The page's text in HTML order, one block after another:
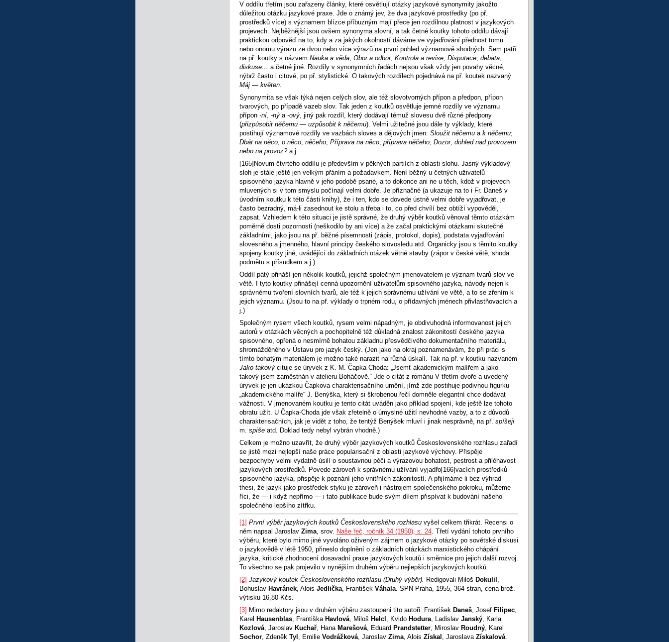
V oddílu třetím jsou zařazeny články, které osvětlují otázky jazykové synonymity jakožto
důležitou otázku jazykové praxe. Jde o známý jev, že dva jazykové prostředky (po př.
prostředků více) s významem blízce příbuzným mají přece jen rozdílnou platnost v jazykových
projevech. Nejběžnější jsou ovšem synonyma slovní, a tak četné koutky tohoto oddílu dávají
praktickou odpověď na to, kdy a za jakých okolností dáváme ve vyjadřování přednost tomu
nebo onomu výrazu ze dvou nebo více výrazů na první pohled významově shodných. Sem patří
na př. koutky s názvem Nauka a věda; Obor a odbor; Kontrola a revise; Disputace, debata,
diskuse… a četné jiné. Rozdíly v synonymních řadách nejsou však vždy jen povahy věcné,
nýbrž často i citové, po př. stylistické. O takových rozdílech pojednává na př. koutek nazvaný
Máj — květen.
Synonymita se však týká nejen celých slov, ale též slovotvorných přípon a předpon, přípon
tvarových, po případě vazeb slov. Tak jeden z koutků osvětluje jemné rozdíly ve významu
přípon -ní, -ný a -ový, jiný pak rozdíl, který dodávají témuž slovesu dvě různé předpony
(přizpůsobit něčemu — uzpůsobit k něčemu). Velmi užitečné jsou dále ty výklady, které
postihují významové rozdíly ve vazbách sloves a dějových jmen: Sloužit něčemu a k něčemu;
Dbát na něco, o něco, něčeho; Příprava na něco, příprava něčeho; Dozor, dohled nad provozem
nebo na provoz? a j.
[165]Novum čtvrtého oddílu je především v pěkných partiích z oblasti slohu. Jasný výkladový
sloh je stále ještě jen velkým přáním a požadavkem. Není běžný u četných uživatelů
spisovného jazyka hlavně v jeho podobě psané, a to dokonce ani ne u těch, kdož v projevech
mluvených si v tom smyslu počínají velmi dobře. Je příznačné (a ukazuje na to i Fr. Daneš v
úvodním koutku k této části knihy), že i ten, kdo se dovede ústně velmi dobře vyjadřovat, je
často bezradný, má-li zasednout ke stolu a třeba i to, co před chvílí bez obtíží vypověděl,
zapsat. Vzhledem k této situaci je jistě správné, že druhý výběr koutků věnoval těmto otázkám
poměrně dosti pozornosti (neškodilo by ani více) a že začal praktickými otázkami skutečně
základními, jako jsou na př. běžné písemnosti (zápis, protokol, dopis), podstata vyjadřování
slovesného a jmenného, hlavní principy českého slovosledu atd. Organicky jsou s těmito koutky
spojeny koutky jiné, uvádějící do základních otázek větné stavby (zápor v české větě, shoda
podmětu s přísudkem a j.).
Oddíl pátý přináší jen několik koutků, jejichž společným jmenovatelem je význam tvarů slov ve
větě. I tyto koutky přinášejí cenná upozornění uživatelům spisovného jazyka, návody nejen k
správnému tvoření slovních tvarů, ale též k jejich správnému užívání ve větě, a to se zřením k
jejich významu. (Jsou to na př. výklady o trpném rodu, o přídavných jménech přivlastňovacích a
j.)
Společným rysem všech koutků, rysem velmi nápadným, je obdivuhodná informovanost jejich
autorů v otázkách věcných a pochopitelně též důkladná znalost zákonitostí českého jazyka
spisovného, opřená o nesmírně bohatou základnu přesvědčivého dokumentačního materiálu,
shromážděného v Ústavu pro jazyk český. (Jen jako na okraj poznamenávám, že při práci s
tímto bohatým materiálem je možno také narazit na různá úskalí. Tak na př. v koutku nazvaném
Jako takový cituje se úryvek z K. M. Čapka-Choda: „Jsemť akademickým malířem a jako
takový jsem zaměstnán v atelieru Boháčově.“ Jde o citát z románu V třetím dvoře a uvedený
úryvek je jen ukázkou Čapkova charakterisačního umění, jímž zde postihuje podivnou figurku
„akademického malíře“ J. Benýška, který si škrobenou řečí domněle elegantní chce dodávat
vážnosti. V jmenovaném koutku je tento citát uváděn jako příklad spojení, kde ještě lze tohoto
obratu užít. U Čapka-Choda jde však zřetelně o úmyslné užití nevhodné vazby, a to z důvodů
charakterisačních, jak je vidět z toho, že tentýž Benýšek mluví i jinak nesprávně, na př. spíšeji
m. spíše atd. Doklad tedy nebyl vybrán vhodně.)
Celkem je možno uzavřít, že druhý výběr jazykových koutků Československého rozhlasu zařadí
se jistě mezi nejlepší naše práce popularisační z oblasti jazykové výchovy. Přispěje
bezpochyby velmi vydatně úsilí o soustavnou péči a výrazovou bohatost, pestrost a přiléhavost
jazykových prostředků. Povede zároveň k správnému užívání vyjadřo[166]vacích prostředků
spisovného jazyka, přispěje k poznání jeho vnitřních zákonitostí. A přijímáme-li bez výhrad
thesi, že jazyk jako prostředek styku je zároveň i nástrojem společenského pokroku, můžeme
říci, že — i když nepřímo — i tato publikace bude svým dílem přispívat k budování našeho
společného lepšího zítřku.
[1] První výběr jazykových koutků Československého rozhlasu vyšel celkem třikrát. Recensi o
něm napsal Jaroslav Zima , srov. Naše řeč, ročník 34 (1950), s. 24 . Třetí vydání tohoto prvního
výběru, které bylo mimo jiné vyvoláno oživeným zájmem o jazykové otázky po sovětské diskusi
o jazykovědě v létě 1950, přineslo doplnění o základních otázkách marxistického chápání
jazyka, kritické zhodnocení dosavadní praxe jazykových koutů i směrnice pro jejich další rozvoj.
To všechno se pak projevilo v nynějším druhém výběru nejlepších jazykových koutků.
[2] Jazykový koutek Československého rozhlasu (Druhý výběr). Redigovali Miloš Dokulil
Bohuslav Havránek , Alois Jedlička , František Váhala . SPN Praha, 1955, 364 stran, cena brož.
výtisku 16,80 Kčs.
[3] Mimo redaktory jsou v druhém výběru zastoupeni tito autoři: František Daneš , Josef Filipec
Karel Hausenblas , Františka Havlová , Miloš Helcl , Kvido Hodura , Ladislav Janský , Karla
Kozlová , Jaroslav Kuchař , Hana Marešová , Eduard Prandstetter , Miroslav Roudný , Karel
Sochor , Zdeněk Tyl , Emilie Vodrážková , Jaroslav Zima , Alois Získal , Jaroslava Získalová